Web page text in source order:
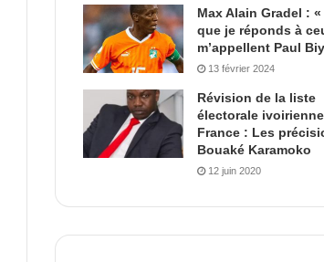
Max Alain Gradel : «
que je réponds à
m’appellent Paul
13 février 2024
Révision de la liste
électorale
France : Les
Bouaké Karamoko
12 juin 2020